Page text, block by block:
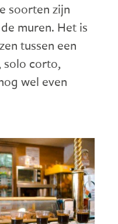
soorten zijn
muren. Het is
tussen een
solo corto,
wel even